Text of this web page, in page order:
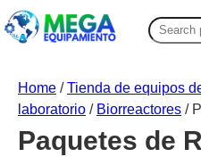
Search
for:
Home /Tienda de equipos
laboratorio / Biorreactores /
Paquetes de